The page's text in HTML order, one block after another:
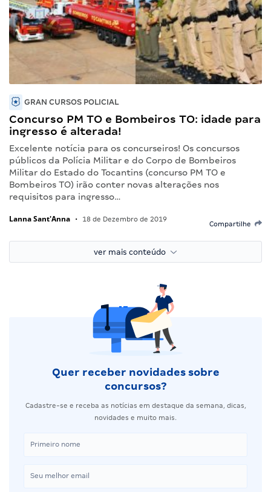
GRAN CURSOS POLICIAL
Concurso PM TO e Bombeiros TO: idade para
ingresso é alterada!
Excelente notícia para os concurseiros! Os concursos
públicos da Polícia Militar e do Corpo de Bombeiros
Militar do Estado do Tocantins (concurso PM TO e
Bombeiros TO) irão conter novas alterações nos
requisitos para ingresso…
Lanna Sant'Anna • 18 de Dezembro de 2019
Compartilhe
ver mais conteúdo
Quer receber novidades sobre
concursos?
Cadastre-se e receba as notícias em destaque da semana, dicas,
novidades e muito mais.